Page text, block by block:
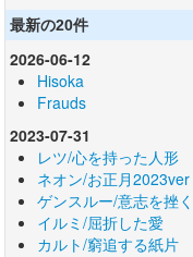
最新の20件
2026-06-12
Hisoka
Frauds
2023-07-31
レツ/心を持った人形
ネオン/お正月2023ver
ゲンスルー/意志を挫
イルミ/屈折した愛
カルト/窮追する紙片